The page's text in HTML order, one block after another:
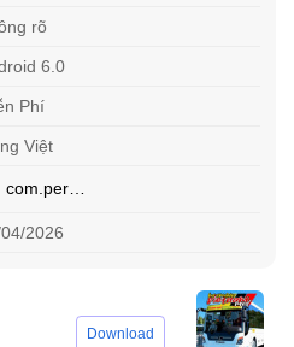
rõ
6.0
Phí
Việt
2026
Download